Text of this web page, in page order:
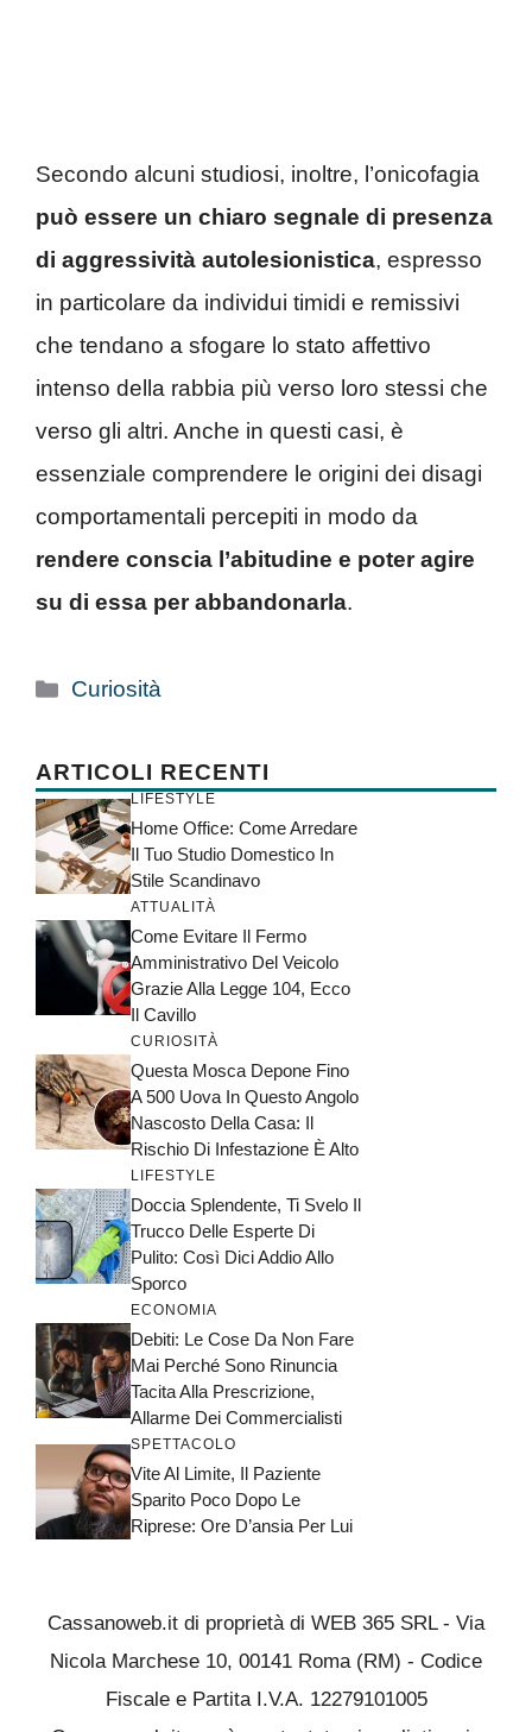
Secondo alcuni studiosi, inoltre, l’onicofagia
può essere un chiaro segnale di presenza
di aggressività autolesionistica, espresso
in particolare da individui timidi e remissivi
che tendano a sfogare lo stato affettivo
intenso della rabbia più verso loro stessi che
verso gli altri. Anche in questi casi, è
essenziale comprendere le origini dei disagi
comportamentali percepiti in modo da
rendere conscia l’abitudine e poter agire
su di essa per abbandonarla.
Categorie
Curiosità
ARTICOLI RECENTI
LIFESTYLE
Home Office: Come Arredare
Il Tuo Studio Domestico In
Stile Scandinavo
ATTUALITÀ
Come Evitare Il Fermo
Amministrativo Del Veicolo
Grazie Alla Legge 104, Ecco
Il Cavillo
CURIOSITÀ
Questa Mosca Depone Fino
A 500 Uova In Questo Angolo
Nascosto Della Casa: Il
Rischio Di Infestazione È Alto
LIFESTYLE
Doccia Splendente, Ti Svelo Il
Trucco Delle Esperte Di
Pulito: Così Dici Addio Allo
Sporco
ECONOMIA
Debiti: Le Cose Da Non Fare
Mai Perché Sono Rinuncia
Tacita Alla Prescrizione,
Allarme Dei Commercialisti
SPETTACOLO
Vite Al Limite, Il Paziente
Sparito Poco Dopo Le
Riprese: Ore D’ansia Per Lui
Cassanoweb.it di proprietà di WEB 365 SRL - Via
Nicola Marchese 10, 00141 Roma (RM) - Codice
Fiscale e Partita I.V.A. 12279101005